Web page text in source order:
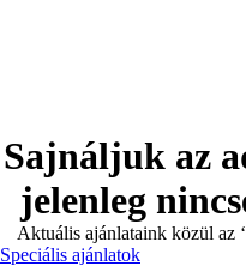
Sajnáljuk az
jelenleg
Aktuális ajánlataink közül az
Speciális ajánlatok